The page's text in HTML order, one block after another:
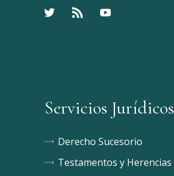
Servicios Jurídicos
Derecho Sucesorio
Testamentos y Herencias